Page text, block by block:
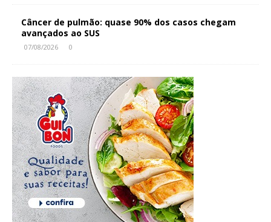
Câncer de pulmão: quase 90% dos casos chegam
avançados ao SUS
07/08/2026 0